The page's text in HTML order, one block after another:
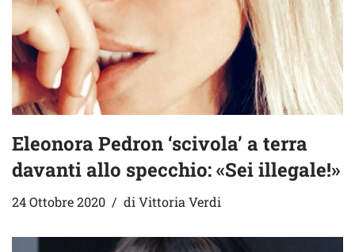
Eleonora Pedron ‘scivola’ a terra
davanti allo specchio: «Sei illegale!»
24 Ottobre 2020 di Vittoria Verdi